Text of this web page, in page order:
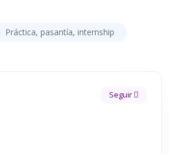
Práctica, pasantía, internship
Seguir